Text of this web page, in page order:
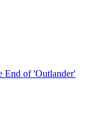
End of 'Outlander'